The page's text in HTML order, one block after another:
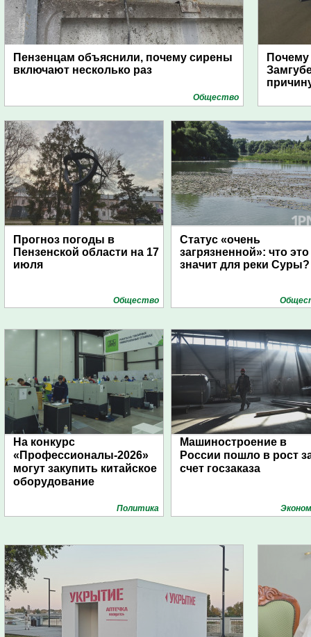
Пензенцам объяснили, почему сирены
включают несколько раз
Общество
Прогноз погоды в
Пензенской области на 17
июля
Общество
Статус «очень
загрязненной»: что это
значит для реки Суры?
На конкурс
«Профессионалы-2026»
могут закупить китайское
оборудование
Политика
Машиностроение в
России пошло в рост
счет госзаказа